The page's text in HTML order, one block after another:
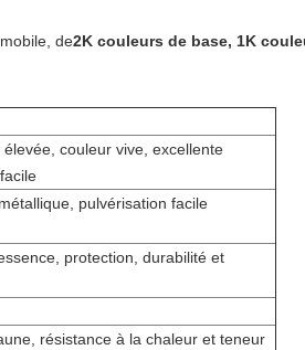
de2K couleurs de base, 1K
couleur vive, excellente
pulvérisation facile
protection, durabilité et
résistance à la chaleur et teneur